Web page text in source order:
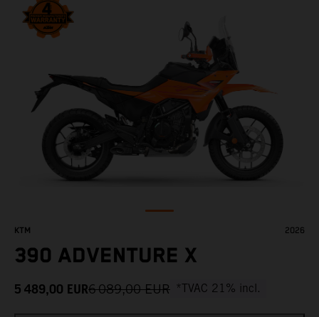
KTM 2026
390 ADVENTURE X
5 489,00 EUR6 089,00 EUR *TVAC 21% incl.